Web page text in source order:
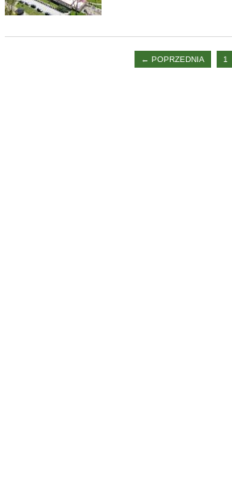
← POPRZEDNIA 1